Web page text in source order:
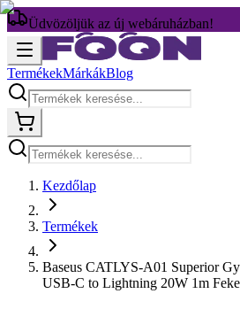
Üdvözöljük az új webáruházban!
TermékekMárkákBlog
Kezdőlap
Termékek
Baseus CATLYS-A01 Superior
USB-C to Lightning 20W 1m